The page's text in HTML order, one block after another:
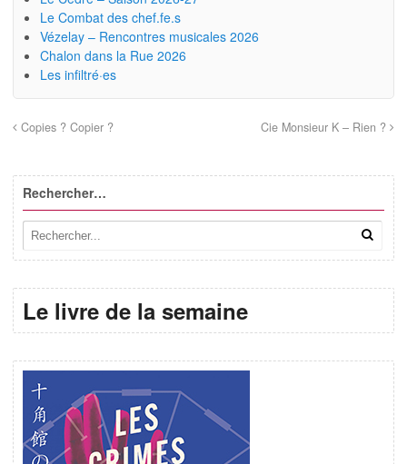
Le Combat des chef.fe.s
Vézelay – Rencontres musicales 2026
Chalon dans la Rue 2026
Les infiltré·es
Copies ? Copier ? Cie Monsieur K – Rien ?
Rechercher…
Le livre de la semaine